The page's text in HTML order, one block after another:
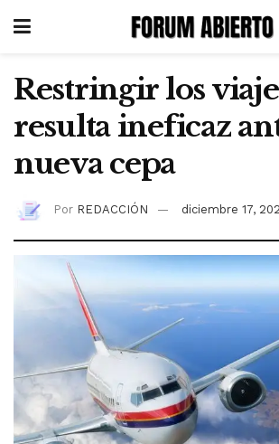
Restringir los
resulta ineficaz
nueva cepa
Por REDACCIÓN diciembre 17,